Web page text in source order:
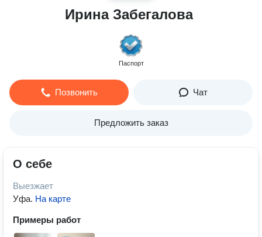
Ирина Забегалова
Паспорт
Позвонить Чат
Предложить заказ
О себе
Выезжает
Уфа. На карте
Примеры работ